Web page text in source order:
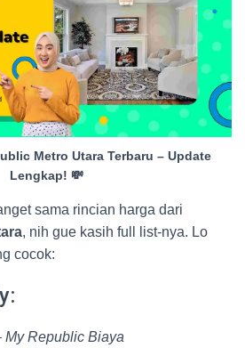
Metro Utara Terbaru – Update
Lengkap! 💸
sama rincian harga dari
, nih gue kasih full list-nya. Lo
cocok:
My Republic Biaya